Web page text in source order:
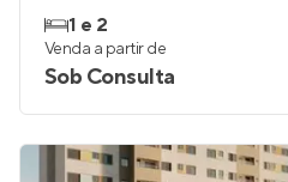
1 e 2
Venda a partir de
Sob Consulta